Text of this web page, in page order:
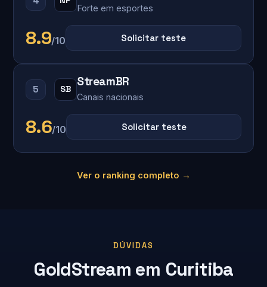
Forte em esportes
8.9/10 Solicitar teste
5 SB
StreamBR
Canais nacionais
8.6/10 Solicitar teste
Ver o ranking completo →
DÚVIDAS
GoldStream em Curitiba